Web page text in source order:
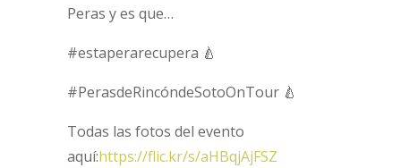
Peras y es que…
#estaperarecupera 🍐
#PerasdeRincóndeSotoOnTour 🍐
Todas las fotos del evento
aquí:https://flic.kr/s/aHBqjAjFSZ